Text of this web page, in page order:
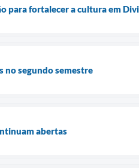
para fortalecer a cultura em
no segundo semestre
abertas